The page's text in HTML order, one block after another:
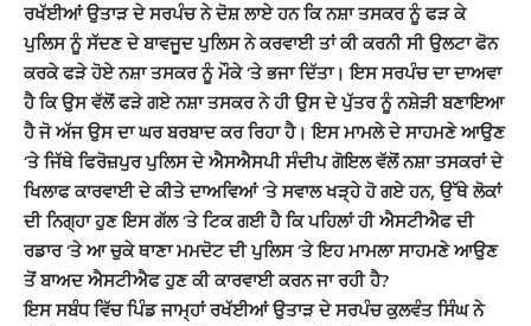
ਰਖੱਈਆਂ ਉਤਾੜ ਦੇ ਸਰਪੰਚ ਨੇ ਦੋਸ਼ ਲਾਏ ਹਨ ਕਿ ਨਸ਼ਾ ਤਸਕਰ ਨੂੰ ਫੜ ਕੇ
ਪੁਲਿਸ ਨੂੰ ਸੱਦਣ ਦੇ ਬਾਵਜੂਦ ਪੁਲਿਸ ਨੇ ਕਰਵਾਈ ਤਾਂ ਕੀ ਕਰਨੀ ਸੀ ਉਲਟਾ ਫੋਨ
ਕਰਕੇ ਫੜੇ ਹੋਏ ਨਸ਼ਾ ਤਸਕਰ ਨੂੰ ਮੌਕੇ ‘ਤੇ ਭਜਾ ਦਿੱਤਾ। ਇਸ ਸਰਪੰਚ ਦਾ ਦਾਅਵਾ
ਹੈ ਕਿ ਉਸ ਵੱਲੋਂ ਫੜੇ ਗਏ ਨਸ਼ਾ ਤਸਕਰ ਨੇ ਹੀ ਉਸ ਦੇ ਪੁੱਤਰ ਨੂੰ ਨਸ਼ੇੜੀ ਬਣਾਇਆ
ਹੈ ਜੋ ਅੱਜ ਉਸ ਦਾ ਘਰ ਬਰਬਾਦ ਕਰ ਰਿਹਾ ਹੈ। ਇਸ ਮਾਮਲੇ ਦੇ ਸਾਹਮਣੇ ਆਉਣ
‘ਤੇ ਜਿੱਥੇ ਫਿਰੋਜ਼ਪੁਰ ਪੁਲਿਸ ਦੇ ਐਸਐਸਪੀ ਸੰਦੀਪ ਗੋਇਲ ਵੱਲੋਂ ਨਸ਼ਾ ਤਸਕਰਾਂ ਦੇ
ਖਿਲਾਫ ਕਾਰਵਾਈ ਦੇ ਕੀਤੇ ਦਾਅਵਿਆਂ ‘ਤੇ ਸਵਾਲ ਖੜ੍ਹੇ ਹੋ ਗਏ ਹਨ, ਉੱਥੇ ਲੋਕਾਂ
ਦੀ ਨਿਗ੍ਹਾ ਹੁਣ ਇਸ ਗੱਲ ‘ਤੇ ਟਿਕ ਗਈ ਹੈ ਕਿ ਪਹਿਲਾਂ ਹੀ ਐਸਟੀਐਫ ਦੀ
ਰਡਾਰ ‘ਤੇ ਆ ਚੁਕੇ ਥਾਣਾ ਮਮਦੋਟ ਦੀ ਪੁਲਿਸ ‘ਤੇ ਇਹ ਮਾਮਲਾ ਸਾਹਮਣੇ ਆਉਣ
ਤੋਂ ਬਾਅਦ ਐਸਟੀਐਫ ਹੁਣ ਕੀ ਕਾਰਵਾਈ ਕਰਨ ਜਾ ਰਹੀ ਹੈ?
ਇਸ ਸਬੰਧ ਵਿੱਚ ਪਿੰਡ ਜਾਮ੍ਹਾਂ ਰਖੱਈਆਂ ਉਤਾੜ ਦੇ ਸਰਪੰਚ ਕੁਲਵੰਤ ਸਿੰਘ ਨੇ